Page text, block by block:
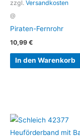
zzgl. Versandkosten
@
Piraten-Fernrohr
10,99 €
In den Warenkorb